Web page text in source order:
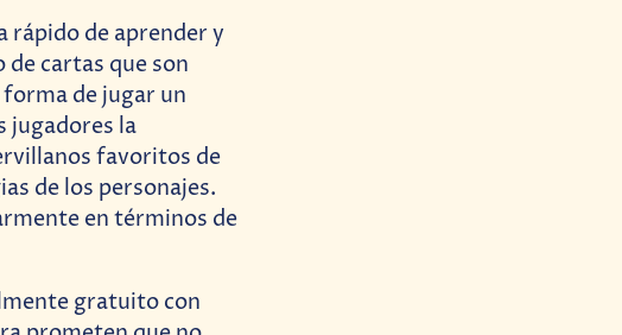
rápido de aprender y
cartas que son
de jugar un
jugadores la
favoritos de
de los personajes.
en términos de
gratuito con